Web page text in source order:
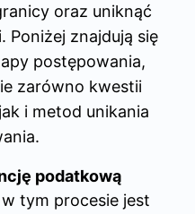
oraz uniknąć
Poniżej znajdują się
postępowania,
zarówno kwestii
i metod unikania
podatkową
tym procesie jest